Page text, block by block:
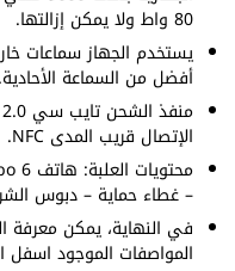
80 واط ولا يمكن إزالتها.
يستخدم الجهاز سماعات
أفضل من السماعة الأحادية.
الإتصال قريب المدى NFC.
– غطاء حماية – دبوس
في النهاية، يمكن
المواصفات الموجود اسفل